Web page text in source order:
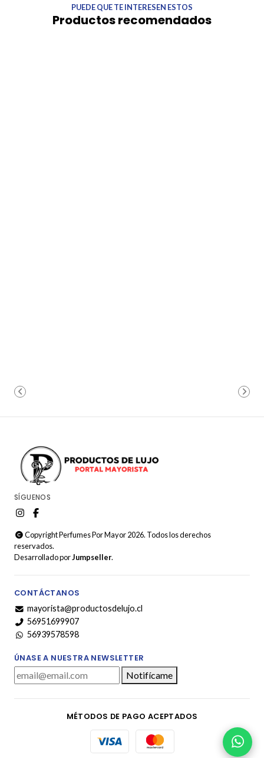
PUEDE QUE TE INTERESEN ESTOS
Productos recomendados
SÍGUENOS
Copyright Perfumes Por Mayor 2026. Todos los derechos
reservados.
Desarrollado porJumpseller.
CONTÁCTANOS
mayorista@productosdelujo.cl
56951699907
56939578598
ÚNASE A NUESTRA NEWSLETTER
Notifícame
MÉTODOS DE PAGO ACEPTADOS